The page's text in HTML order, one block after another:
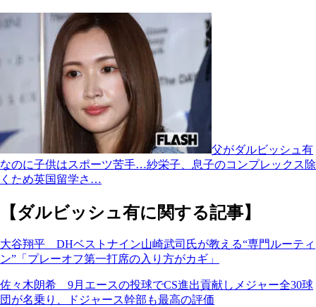
父がダルビッシュ有
なのに子供はスポーツ苦手…紗栄子、息子のコンプレックス除
くため英国留学さ…
【ダルビッシュ有に関する記事】
大谷翔平 DHベストナイン山崎武司氏が教える“専門ルーティ
ン”「プレーオフ第一打席の入り方がカギ」
佐々木朗希 9月エースの投球でCS進出貢献しメジャー全30球
団が名乗り、ドジャース幹部も最高の評価